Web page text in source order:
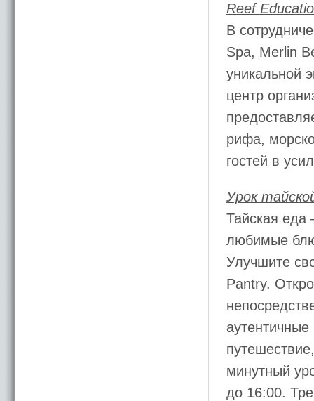
Reef
В
Spa, Merlin
уникальной
центр
рифа,
гостей в
Урок
Тайская еда
любимые
Улучшите
Pantry.
минутный
до 16:00.